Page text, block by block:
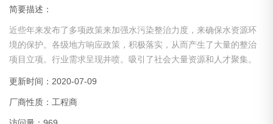
简要描述：
近些年来发布了多项政策来加强水污染整治力度，来确保水资源环
境的保护。各级地方响应政策，积极落实，从而产生了大量的整治
项目立项。行业需求呈现井喷。吸引了社会大量资源和人才聚集。
故层出，施工质量难以得到保证。还有些企业，没经验，没资质，
甚至缺少项目所需启动资金就仓促上马，以上综合原因导致行业乱
象林立。
更新时间：2020-07-09
厂商性质：工程商